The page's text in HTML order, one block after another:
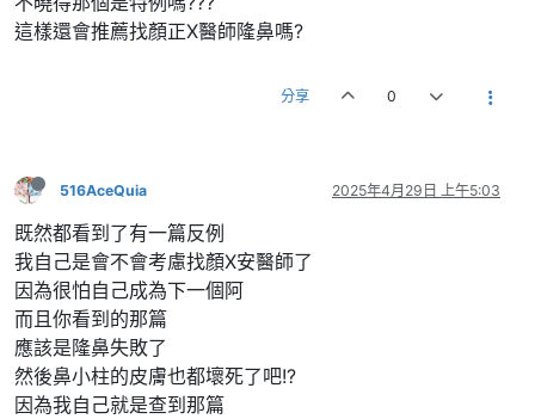
這樣還會推薦找顏正X醫師隆鼻嗎?
分享 0
516AceQuia 2025年4月29日 上午5:03
既然都看到了有一篇反例
我自己是會不會考慮找顏X安醫師了
因為很怕自己成為下一個阿
而且你看到的那篇
應該是隆鼻失敗了
然後鼻小柱的皮膚也都壞死了吧!?
因為我自己就是查到那篇